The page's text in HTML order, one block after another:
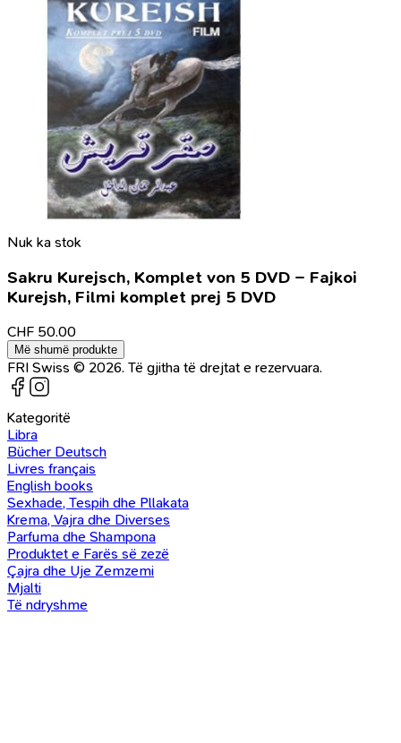
Nuk ka stok
Sakru Kurejsch, Komplet von 5 DVD – Fajkoi
Kurejsh, Filmi komplet prej 5 DVD
CHF 50.00
Më shumë produkte
FRI Swiss © 2026. Të gjitha të drejtat e rezervuara.
Kategoritë
Libra
Bücher Deutsch
Livres français
English books
Sexhade, Tespih dhe Pllakata
Krema, Vajra dhe Diverses
Parfuma dhe Shampona
Produktet e Farës së zezë
Çajra dhe Uje Zemzemi
Mjalti
Të ndryshme